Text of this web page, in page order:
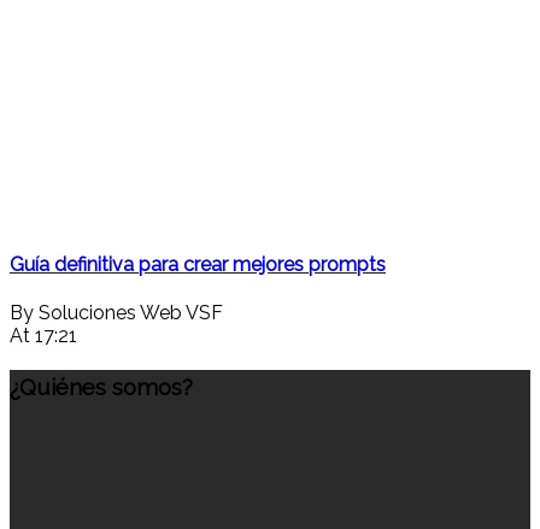
Guía definitiva para crear mejores prompts
By Soluciones Web VSF
At 17:21
¿Quiénes somos?